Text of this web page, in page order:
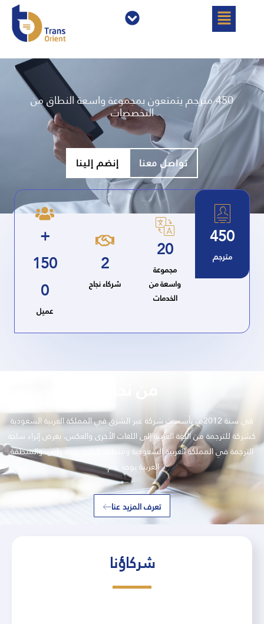
القائمة القائمة
450 مترجم يتمتعون بمجموعة واسعة النطاق من
التخصصات
تواصل معنا إنضم إلينا
450
مترجم 20
مجموعة
واسعة من
الخدمات
2
شركاء نجاح
+
150
0
عميل
في سنة 2012م، تأسست شركة عبر الشرق في المملكة العربية السعودية
كشركة للترجمة من اللغة العربية إلى اللغات الأخرى والعكس، بغرض إثراء ساحة
الترجمة في المملكة العربية السعودية ومنطقة الخليج بوجه خاص، والمنطقة
العربية بوجه عام.
تعرف المزيد عنا
شركاؤنا